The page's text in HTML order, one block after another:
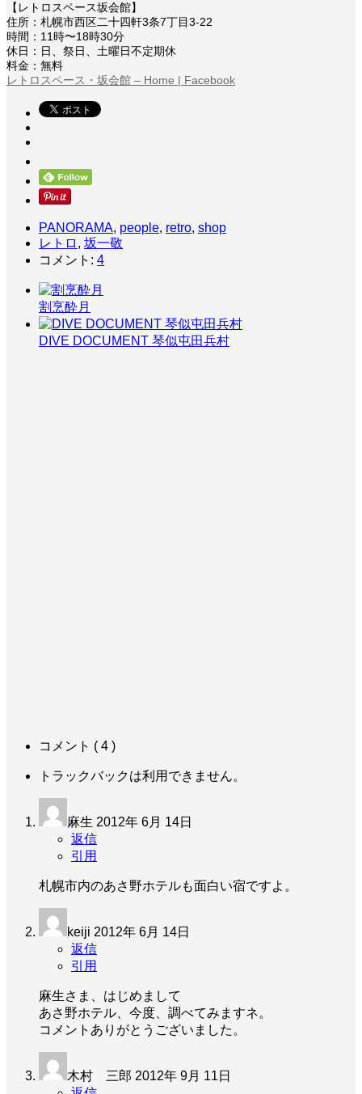
【レトロスペース坂会館】
住所：札幌市西区二十四軒3条7丁目3-22
時間：11時〜18時30分
休日：日、祭日、土曜日不定期休
料金：無料
レトロスペース・坂会館 – Home | Facebook
PANORAMA, people, retro, shop
レトロ , 坂一敬
コメント: 4
割烹酔月
DIVE DOCUMENT 琴似屯田兵村
コメント ( 4 )
トラックバックは利用できません。
麻生 2012年 6月 14日
返信
引用
札幌市内のあさ野ホテルも面白い宿ですよ。
keiji 2012年 6月 14日
返信
引用
麻生さま、はじめまして
あさ野ホテル、今度、調べてみますネ。
コメントありがとうございました。
木村 三郎 2012年 9月 11日